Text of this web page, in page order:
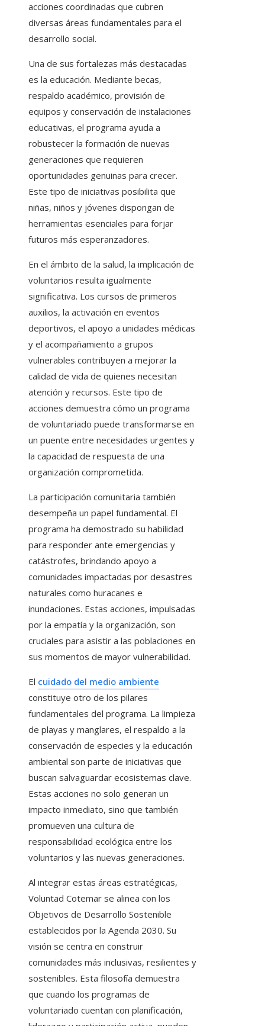
acciones coordinadas que cubren
diversas áreas fundamentales para el
desarrollo social.
Una de sus fortalezas más destacadas
es la educación. Mediante becas,
respaldo académico, provisión de
equipos y conservación de instalaciones
educativas, el programa ayuda a
robustecer la formación de nuevas
generaciones que requieren
oportunidades genuinas para crecer.
Este tipo de iniciativas posibilita que
niñas, niños y jóvenes dispongan de
herramientas esenciales para forjar
futuros más esperanzadores.
En el ámbito de la salud, la implicación de
voluntarios resulta igualmente
significativa. Los cursos de primeros
auxilios, la activación en eventos
deportivos, el apoyo a unidades médicas
y el acompañamiento a grupos
vulnerables contribuyen a mejorar la
calidad de vida de quienes necesitan
atención y recursos. Este tipo de
acciones demuestra cómo un programa
de voluntariado puede transformarse en
un puente entre necesidades urgentes y
la capacidad de respuesta de una
organización comprometida.
La participación comunitaria también
desempeña un papel fundamental. El
programa ha demostrado su habilidad
para responder ante emergencias y
catástrofes, brindando apoyo a
comunidades impactadas por desastres
naturales como huracanes e
inundaciones. Estas acciones, impulsadas
por la empatía y la organización, son
cruciales para asistir a las poblaciones en
sus momentos de mayor vulnerabilidad.
El cuidado del medio ambiente
constituye otro de los pilares
fundamentales del programa. La limpieza
de playas y manglares, el respaldo a la
conservación de especies y la educación
ambiental son parte de iniciativas que
buscan salvaguardar ecosistemas clave.
Estas acciones no solo generan un
impacto inmediato, sino que también
promueven una cultura de
responsabilidad ecológica entre los
voluntarios y las nuevas generaciones.
Al integrar estas áreas estratégicas,
Voluntad Cotemar se alinea con los
Objetivos de Desarrollo Sostenible
establecidos por la Agenda 2030. Su
visión se centra en construir
comunidades más inclusivas, resilientes y
sostenibles. Esta filosofía demuestra
que cuando los programas de
voluntariado cuentan con planificación,